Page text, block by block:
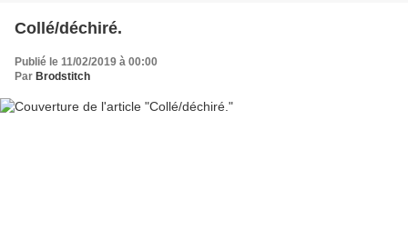
Collé/déchiré.
Publié le 11/02/2019 à 00:00
Par Brodstitch